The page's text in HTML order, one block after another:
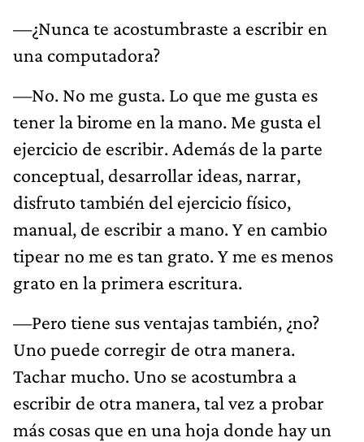
—¿Nunca te acostumbraste a escribir en
una computadora?
—No. No me gusta. Lo que me gusta es
tener la birome en la mano. Me gusta el
ejercicio de escribir. Además de la parte
conceptual, desarrollar ideas, narrar,
disfruto también del ejercicio físico,
manual, de escribir a mano. Y en cambio
tipear no me es tan grato. Y me es menos
grato en la primera escritura.
—Pero tiene sus ventajas también, ¿no?
Uno puede corregir de otra manera.
Tachar mucho. Uno se acostumbra a
escribir de otra manera, tal vez a probar
más cosas que en una hoja donde hay un